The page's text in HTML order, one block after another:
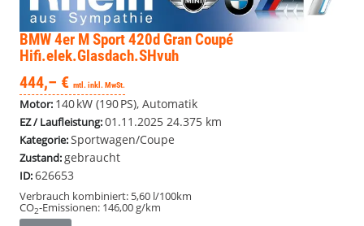
BMW 4er M Sport 420d Gran Coupé
Hifi.elek.Glasdach.SHvuh
444,– € mtl. inkl. MwSt.
Motor: 140 kW (190 PS), Automatik
EZ / Laufleistung:01.11.2025 24.375 km
Kategorie:Sportwagen/Coupe
Zustand:gebraucht
ID:626653
Verbrauch kombiniert: 5,60 l/100km
CO2-Emissionen: 146,00 g/km